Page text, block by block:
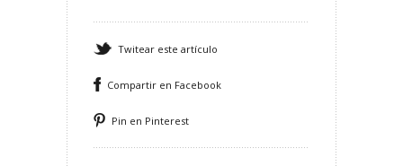
Twitear este artículo
Compartir en Facebook
Pin en Pinterest